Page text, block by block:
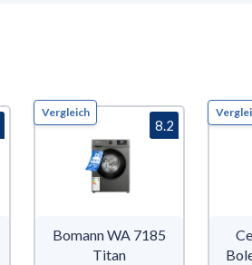
Vergleich
Bomann WA 7185
Titan
8.2